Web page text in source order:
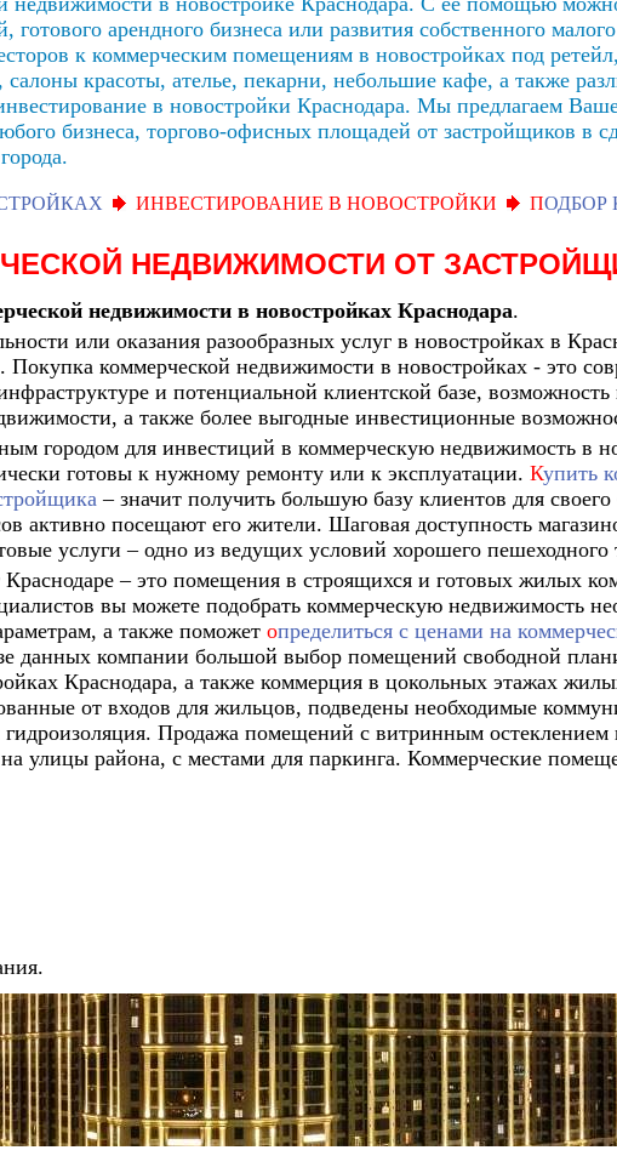
арендного бизнеса или развития собственного
к коммерческим помещениям в новостройках под
салоны красоты, ателье, пекарни, небольшие кафе, а также
в новостройки Краснодара. Мы предлагаем
бизнеса, торгово-офисных площадей от застройщиков в
ИНВЕСТИРОВАНИЕ В НОВОСТРОЙКИ ПОДБОР
НЕДВИЖИМОСТИ ОТ
недвижимости в новостройках Краснодара.
или оказания разообразных услуг в новостройках в
коммерческой недвижимости в новостройках - это
и потенциальной клиентской базе,
а также более выгодные инвестиционные
городом для инвестиций в коммерческую недвижимость в
готовы к нужному ремонту или к эксплуатации. Купить
– значит получить большую базу клиентов для
активно посещают его жители. Шаговая доступность
услуги – одно из ведущих условий хорошего пешеходного
– это помещения в строящихся и готовых жилых
вы можете подобрать коммерческую недвижимость
а также поможет определиться с ценами на
данных компании большой выбор помещений свободной
Краснодара, а также коммерция в цокольных этажах
от входов для жильцов, подведены необходимые
Продажа помещений с витринным
улицы района, с местами для паркинга. Коммерческие